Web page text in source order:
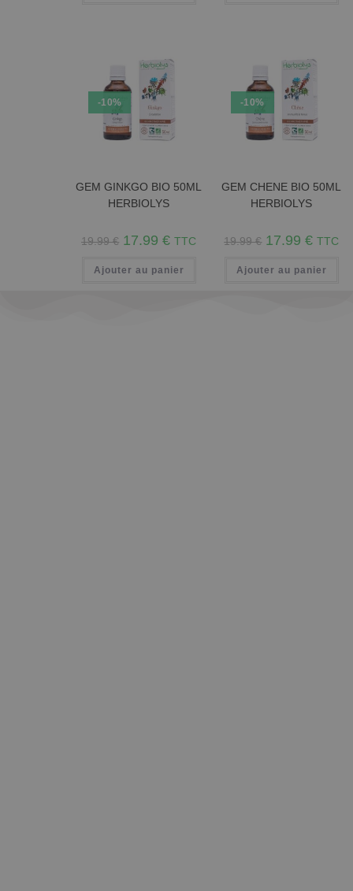
-10%
GEM GINKGO BIO 50ML
HERBIOLYS
19.99€ 17.99€ TTC
Ajouter au panier
-10%
GEM CHENE BIO 50ML
HERBIOLYS
19.99€ 17.99€ TTC
Ajouter au panier